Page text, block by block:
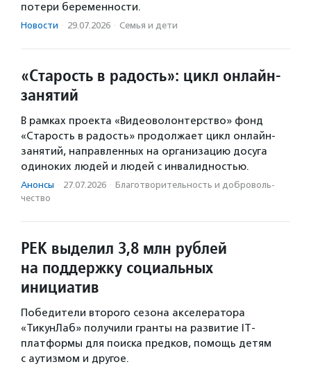
потери беременности.
Новости · 29.07.2026 · Семья и дети
«Старость в радость»: цикл онлайн-
занятий
В рамках проекта «Видеоволонтерство» фонд
«Старость в радость» продолжает цикл онлайн-
занятий, направленных на организацию досуга
одиноких людей и людей с инвалидностью.
Анонсы · 27.07.2026 · Благотвори­тель­ность и доброволь­
чест­во
РЕК выделил 3,8 млн рублей
на поддержку социальных
инициатив
Победители второго сезона акселератора
«ТикунЛаб» получили гранты на развитие IT-
платформы для поиска предков, помощь детям
с аутизмом и другое.